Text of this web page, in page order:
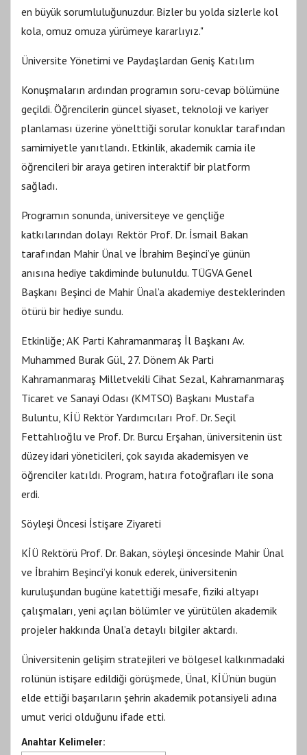
en büyük sorumluluğunuzdur. Bizler bu yolda sizlerle kol
kola, omuz omuza yürümeye kararlıyız."
Üniversite Yönetimi ve Paydaşlardan Geniş Katılım
Konuşmaların ardından programın soru-cevap bölümüne
geçildi. Öğrencilerin güncel siyaset, teknoloji ve kariyer
planlaması üzerine yönelttiği sorular konuklar tarafından
samimiyetle yanıtlandı. Etkinlik, akademik camia ile
öğrencileri bir araya getiren interaktif bir platform
sağladı.
Programın sonunda, üniversiteye ve gençliğe
katkılarından dolayı Rektör Prof. Dr. İsmail Bakan
tarafından Mahir Ünal ve İbrahim Beşinci’ye günün
anısına hediye takdiminde bulunuldu. TÜGVA Genel
Başkanı Beşinci de Mahir Ünal’a akademiye desteklerinden
ötürü bir hediye sundu.
Etkinliğe; AK Parti Kahramanmaraş İl Başkanı Av.
Muhammed Burak Gül, 27. Dönem Ak Parti
Kahramanmaraş Milletvekili Cihat Sezal, Kahramanmaraş
Ticaret ve Sanayi Odası (KMTSO) Başkanı Mustafa
Buluntu, KİÜ Rektör Yardımcıları Prof. Dr. Seçil
Fettahlıoğlu ve Prof. Dr. Burcu Erşahan, üniversitenin üst
düzey idari yöneticileri, çok sayıda akademisyen ve
öğrenciler katıldı. Program, hatıra fotoğrafları ile sona
erdi.
Söyleşi Öncesi İstişare Ziyareti
KİÜ Rektörü Prof. Dr. Bakan, söyleşi öncesinde Mahir Ünal
ve İbrahim Beşinci’yi konuk ederek, üniversitenin
kuruluşundan bugüne katettiği mesafe, fiziki altyapı
çalışmaları, yeni açılan bölümler ve yürütülen akademik
projeler hakkında Ünal’a detaylı bilgiler aktardı.
Üniversitenin gelişim stratejileri ve bölgesel kalkınmadaki
rolünün istişare edildiği görüşmede, Ünal, KİÜ’nün bugün
elde ettiği başarıların şehrin akademik potansiyeli adına
umut verici olduğunu ifade etti.
Anahtar Kelimeler: